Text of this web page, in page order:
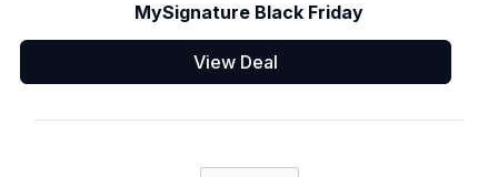
MySignature Black Friday
View Deal